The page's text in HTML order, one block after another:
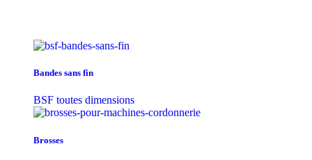
Bandes sans fin
BSF toutes dimensions
Brosses